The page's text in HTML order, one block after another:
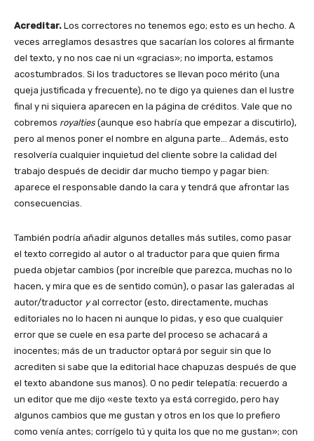
Acreditar. Los correctores no tenemos ego; esto es un hecho. A
veces arreglamos desastres que sacarían los colores al firmante
del texto, y no nos cae ni un «gracias»; no importa, estamos
acostumbrados. Si los traductores se llevan poco mérito (una
queja justificada y frecuente), no te digo ya quienes dan el lustre
final y ni siquiera aparecen en la página de créditos. Vale que no
cobremos royalties (aunque eso habría que empezar a discutirlo),
pero al menos poner el nombre en alguna parte… Además, esto
resolvería cualquier inquietud del cliente sobre la calidad del
trabajo después de decidir dar mucho tiempo y pagar bien:
aparece el responsable dando la cara y tendrá que afrontar las
consecuencias.
También podría añadir algunos detalles más sutiles, como pasar
el texto corregido al autor o al traductor para que quien firma
pueda objetar cambios (por increíble que parezca, muchas no lo
hacen, y mira que es de sentido común), o pasar las galeradas al
autor/traductor yal corrector (esto, directamente, muchas
editoriales no lo hacen ni aunque lo pidas, y eso que cualquier
error que se cuele en esa parte del proceso se achacará a
inocentes; más de un traductor optará por seguir sin que lo
acrediten si sabe que la editorial hace chapuzas después de que
el texto abandone sus manos). O no pedir telepatía: recuerdo a
un editor que me dijo «este texto ya está corregido, pero hay
algunos cambios que me gustan y otros en los que lo prefiero
como venía antes; corrígelo tú y quita los que no me gustan»; con